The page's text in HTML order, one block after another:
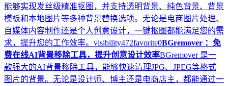
能够实现发丝级精准抠图，并支持透明背景、纯色背景、背景
模板和本地图片等多种背景替换选项。无论是电商图片处理、
自媒体内容制作还是个人创意设计，一键抠图都能满足您的需
求，提升您的工作效率。 visibility472favorite0BGremover ：免
费在线AI背景移除工具，提升创意设计效率BGremover 是一
款强大的AI背景移除工具，能够快速清理JPG、JPEG等格式
图片的背景。无论是设计师、博主还是电商店主，都能通过一